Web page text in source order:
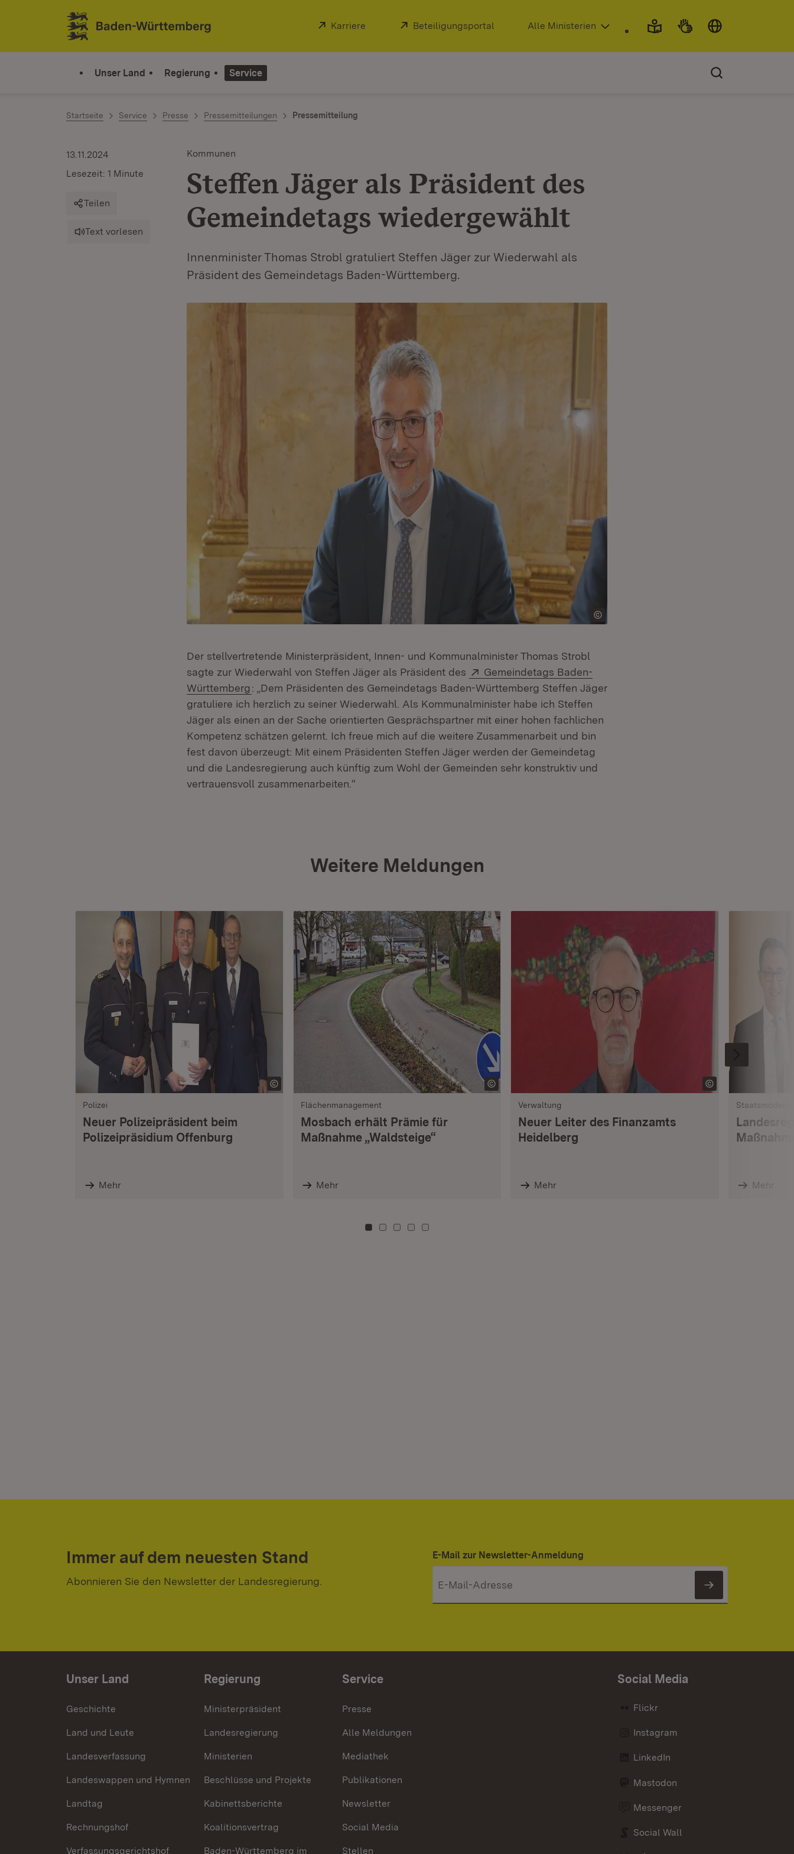
Zum Inhalt springen
Link zur Startseite
Extern:
Karriere (Öffnet in neuem Fenster)
Extern:
Beteiligungsportal (Öffnet in neuem Fenster)
Alle Ministerien
Unser Land Regierung Service
Startseite Service Presse Pressemitteilungen Pressemitteilung
Kommunen
Steffen Jäger als Präsident des
Gemeindetags wiedergewählt
Innenminister Thomas Strobl gratuliert Steffen Jäger zur Wiederwahl als
Präsident des Gemeindetags Baden-Württemberg.
13.11.2024
Lesezeit: 1 Minute
Teilen
Text vorlesen
Der stellvertretende Ministerpräsident, Innen- und Kommunalminister Thomas Strobl
sagte zur Wiederwahl von Steffen Jäger als Präsident des
Extern:
Gemeindetags Baden-
Württemberg(Öffnet in neuem Fenster)
: „Dem Präsidenten des Gemeindetags Baden-Württemberg Steffen Jäger
gratuliere ich herzlich zu seiner Wiederwahl. Als Kommunalminister habe ich Steffen
Jäger als einen an der Sache orientierten Gesprächspartner mit einer hohen fachlichen
Kompetenz schätzen gelernt. Ich freue mich auf die weitere Zusammenarbeit und bin
fest davon überzeugt: Mit einem Präsidenten Steffen Jäger werden der Gemeindetag
und die Landesregierung auch künftig zum Wohl der Gemeinden sehr konstruktiv und
vertrauensvoll zusammenarbeiten.“
Weitere Meldungen
Polizei
Neuer Polizeipräsident beim
Polizeipräsidium Offenburg
Mehr
Flächenmanagement
Mosbach erhält Prämie für
Maßnahme „Waldsteige“
Mehr
Verwaltung
Neuer Leiter des Finanzamts
Heidelberg
Mehr Mehr
Zu Kachel: 0
Zu Kachel: 3
Zu Kachel: 6
Zu Kachel: 9
Zu Kachel: 12
Immer auf dem neuesten Stand
Abonnieren Sie den Newsletter der Landesregierung.
E-Mail zur Newsletter-Anmeldung
Newsletter
Unser Land
Geschichte
Land und Leute
Landesverfassung
Landeswappen und Hymnen
Landtag
Rechnungshof
Verfassungsgerichtshof
Regierung
Ministerpräsident
Landesregierung
Ministerien
Beschlüsse und Projekte
Kabinettsberichte
Koalitionsvertrag
Baden-Württemberg im
Service
Presse
Alle Meldungen
Mediathek
Publikationen
Newsletter
Social Media
Stellen
Social Media
Flickr
Instagram
LinkedIn
Mastodon
Messenger
Social Wall